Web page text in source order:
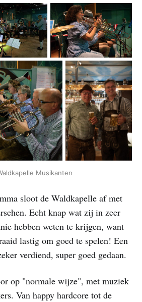
Musikanten
sloot de Waldkapelle af met
Echt knap wat zij in zeer
hebben weten te krijgen, want
lastig om goed te spelen! Een
verdiend, super goed gedaan.
op "normale wijze", met muziek
Van happy hardcore tot de